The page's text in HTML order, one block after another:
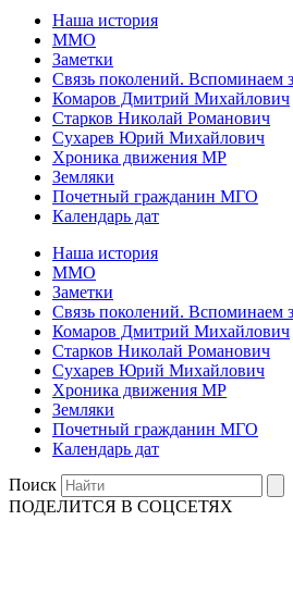
Наша история
ММО
Заметки
Связь поколений. Вспоминаем
Комаров Дмитрий Михайлович
Старков Николай Романович
Сухарев Юрий Михайлович
Хроника движения МР
Земляки
Почетный гражданин МГО
Календарь дат
Наша история
ММО
Заметки
Связь поколений. Вспоминаем
Комаров Дмитрий Михайлович
Старков Николай Романович
Сухарев Юрий Михайлович
Хроника движения МР
Земляки
Почетный гражданин МГО
Календарь дат
Поиск
ПОДЕЛИТСЯ В СОЦСЕТЯХ